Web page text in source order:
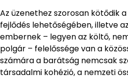
Az üzenethez szorosan kötődik
fejlődés lehetőségében, illetve
embernek – legyen az költő,
polgár – felelőssége van a
számára a barátság nemcsak
társadalmi kohézió, a nemzeti